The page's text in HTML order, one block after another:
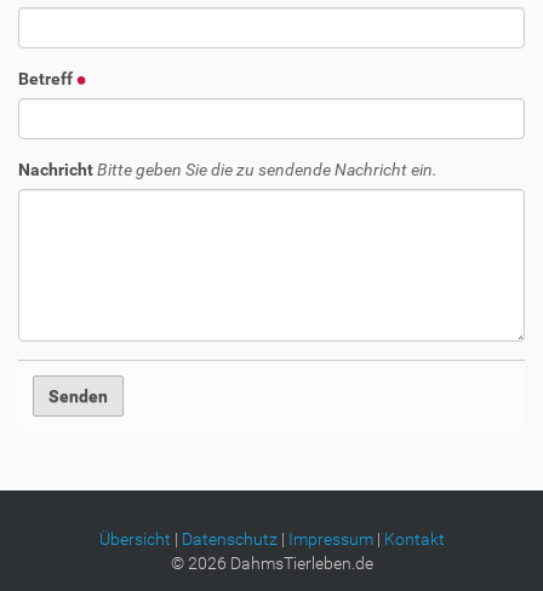
Betreff
NachrichtBitte geben Sie die zu sendende Nachricht ein.
Übersicht | Datenschutz| Impressum| Kontakt
©2026 DahmsTierleben.de